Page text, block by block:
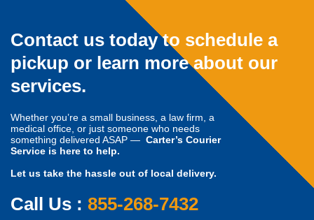
Contact us today to schedule a
pickup or learn more about our
services.
Whether you’re a small business, a law firm, a
medical office, or just someone who needs
something delivered ASAP — Carter’s Courier
Service is here to help.
Let us take the hassle out of local delivery.
Call Us : 855-268-7432